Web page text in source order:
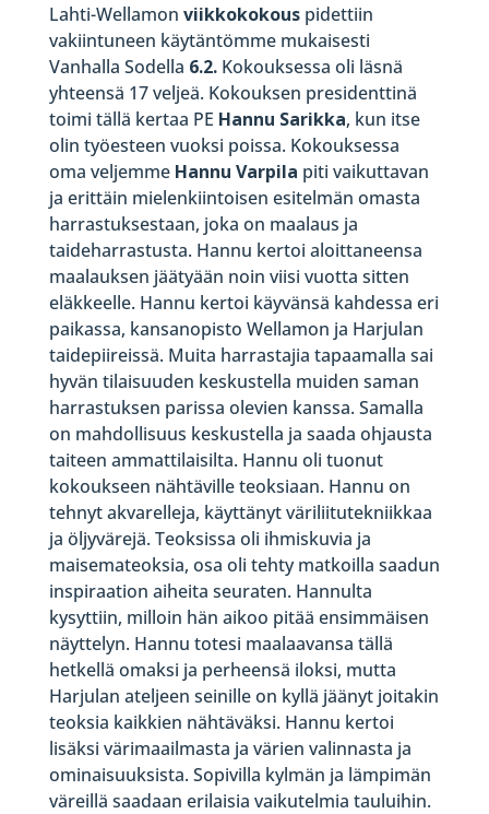
Lahti-Wellamon viikkokokouspidettiin
vakiintuneen käytäntömme mukaisesti
Vanhalla Sodella 6.2.Kokouksessa oli läsnä
yhteensä 17 veljeä. Kokouksen presidenttinä
toimi tällä kertaa PE Hannu Sarikka, kun itse
olin työesteen vuoksi poissa. Kokouksessa
oma veljemme Hannu Varpila piti vaikuttavan
ja erittäin mielenkiintoisen esitelmän omasta
harrastuksestaan, joka on maalaus ja
taideharrastusta. Hannu kertoi aloittaneensa
maalauksen jäätyään noin viisi vuotta sitten
eläkkeelle. Hannu kertoi käyvänsä kahdessa eri
paikassa, kansanopisto Wellamon ja Harjulan
taidepiireissä. Muita harrastajia tapaamalla sai
hyvän tilaisuuden keskustella muiden saman
harrastuksen parissa olevien kanssa. Samalla
on mahdollisuus keskustella ja saada ohjausta
taiteen ammattilaisilta. Hannu oli tuonut
kokoukseen nähtäville teoksiaan. Hannu on
tehnyt akvarelleja, käyttänyt väriliitutekniikkaa
ja öljyvärejä. Teoksissa oli ihmiskuvia ja
maisemateoksia, osa oli tehty matkoilla saadun
inspiraation aiheita seuraten. Hannulta
kysyttiin, milloin hän aikoo pitää ensimmäisen
näyttelyn. Hannu totesi maalaavansa tällä
hetkellä omaksi ja perheensä iloksi, mutta
Harjulan ateljeen seinille on kyllä jäänyt joitakin
teoksia kaikkien nähtäväksi. Hannu kertoi
lisäksi värimaailmasta ja värien valinnasta ja
ominaisuuksista. Sopivilla kylmän ja lämpimän
väreillä saadaan erilaisia vaikutelmia tauluihin.